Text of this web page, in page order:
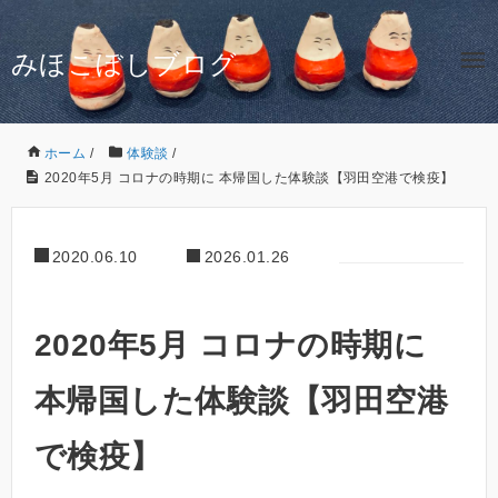
みほこぼしブログ
ホーム / 体験談 /
2020年5月 コロナの時期に 本帰国した体験談【羽田空港で検疫】
2020.06.10 2026.01.26
2020年5月 コロナの時期に
本帰国した体験談【羽田空港
で検疫】